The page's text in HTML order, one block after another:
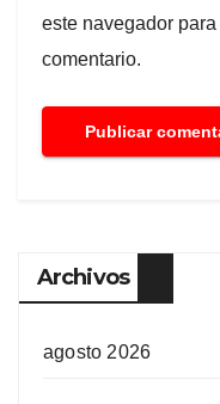
este navegador
comentario.
Archivos
agosto 2026